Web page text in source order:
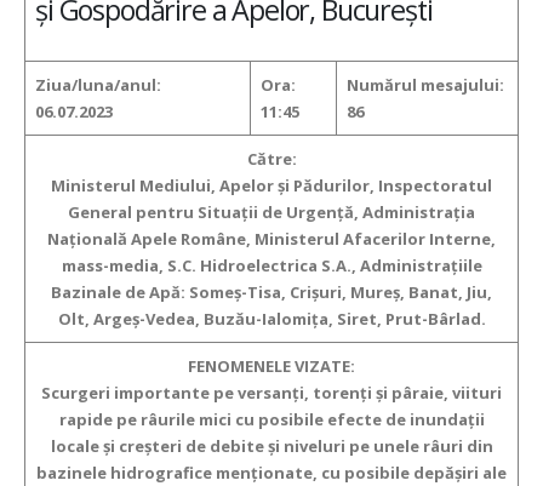
și Gospodărire a Apelor, București
Ziua/luna/anul:
06.07.2023
Ora:
11:45
Numărul mesajului:
86
Către:
Ministerul Mediului, Apelor şi Pădurilor, Inspectoratul
General pentru Situaţii de Urgenţă, Administraţia
Naţională Apele Române, Ministerul Afacerilor Interne,
mass-media, S.C. Hidroelectrica S.A., Administraţiile
Bazinale de Apă: Someş-Tisa, Crişuri, Mureş, Banat, Jiu,
Olt, Argeş-Vedea, Buzău-Ialomiţa, Siret, Prut-Bârlad.
FENOMENELE VIZATE:
Scurgeri importante pe versanţi, torenţi şi pâraie, viituri
rapide pe râurile mici cu posibile efecte de inundaţii
locale şi creşteri de debite şi niveluri pe unele râuri din
bazinele hidrografice menţionate, cu posibile depăşiri ale